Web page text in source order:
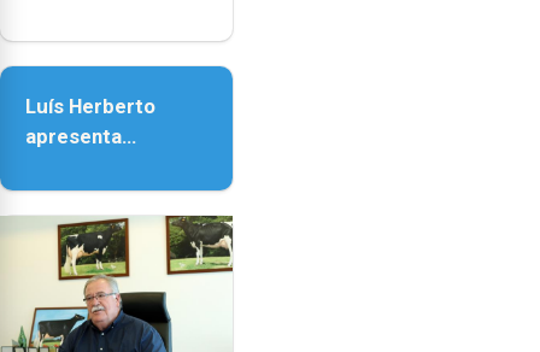
e
as
18h00.
Senhora da
Luís Herberto
apresenta
Paisagem’